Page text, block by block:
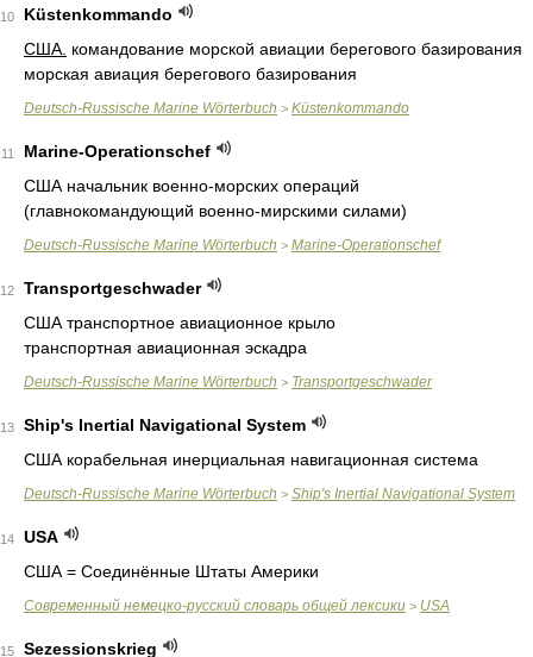
10
Küstenkommando
США. командование морской авиации берегового базирования
морская авиация берегового базирования
Deutsch-Russische Marine Wörterbuch > Küstenkommando
11
Marine-Operationschef
США начальник военно-морских операций
(главнокомандующий военно-мирскими силами)
Deutsch-Russische Marine Wörterbuch > Marine-Operationschef
12
Transportgeschwader
США транспортное авиационное крыло
транспортная авиационная эскадра
Deutsch-Russische Marine Wörterbuch > Transportgeschwader
13
Ship's Inertial Navigational System
США корабельная инерциальная навигационная система
Deutsch-Russische Marine Wörterbuch > Ship's Inertial Navigational System
14
USA
США = Соединённые Штаты Америки
Современный немецко-русский словарь общей лексики > USA
15 Sezessionskrieg